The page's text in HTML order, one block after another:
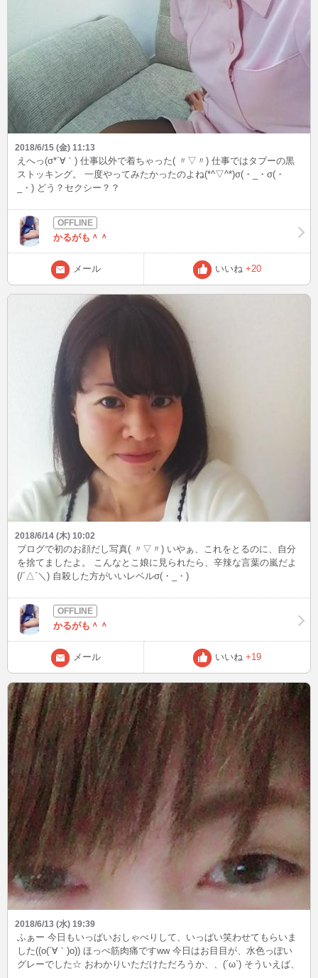
2018/6/15 (金) 11:13
えへっ(σ*´∀｀) 仕事以外で着ちゃった( 〃▽〃) 仕事ではタブーの黒
ストッキング。 一度やってみたかったのよね(*^▽^*)σ(・_・σ(・
_・) どう？セクシー？？
かるがも＾＾
メール いいね +20
2018/6/14 (木) 10:02
ブログで初のお顔だし写真( 〃▽〃) いやぁ、これをとるのに、自分
を捨てましたよ。 こんなとこ娘に見られたら、辛辣な言葉の嵐だよ
(/´△`＼) 自殺した方がいいレベルσ(・_・)
かるがも＾＾
メール いいね +19
2018/6/13 (水) 19:39
ふぁー 今日もいっぱいおしゃべりして、いっぱい笑わせてもらいま
した((o(´∀｀)o)) ほっぺ筋肉痛ですww 今日はお目目が、水色っぽい
グレーでした☆ おわかりいただけただろうか、、(´ω`) そういえば、